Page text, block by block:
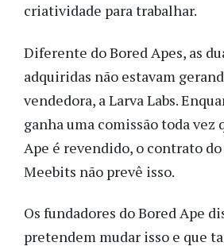
criatividade para trabalhar.
Diferente do Bored Apes, as
adquiridas não estavam
vendedora, a Larva Labs.
ganha uma comissão toda vez
Ape é revendido, o contrato
Meebits não prevê isso.
Os fundadores do Bored Ape
pretendem mudar isso e que